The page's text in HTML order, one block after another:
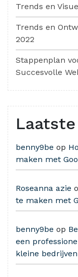
Trends en
Trends en
2022
Stappenplan
Succesvolle
benny9be op
maken met
Roseanna azie
te maken met
benny9be op
een
kleine bedrijven